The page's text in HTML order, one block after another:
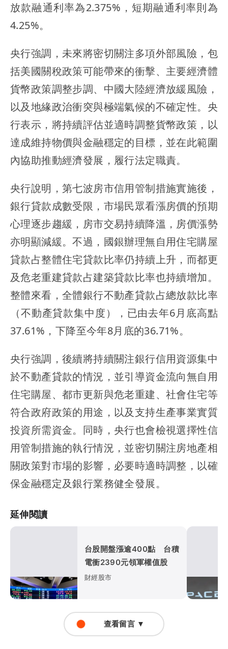
放款融通利率為2.375%，短期融通利率則為
4.25%。
央行強調，未來將密切關注多項外部風險，包
括美國關稅政策可能帶來的衝擊、主要經濟體
貨幣政策調整步調、中國大陸經濟放緩風險，
以及地緣政治衝突與極端氣候的不確定性。央
行表示，將持續評估並適時調整貨幣政策，以
達成維持物價與金融穩定的目標，並在此範圍
內協助推動經濟發展，履行法定職責。
央行說明，第七波房市信用管制措施實施後，
銀行貸款成數受限，市場民眾看漲房價的預期
心理逐步趨緩，房市交易持續降溫，房價漲勢
亦明顯減緩。不過，國銀辦理無自用住宅購屋
貸款占整體住宅貸款比率仍持續上升，而都更
及危老重建貸款占建築貸款比率也持續增加。
整體來看，全體銀行不動產貸款占總放款比率
（不動產貸款集中度），已由去年6月底高點
37.61%，下降至今年8月底的36.71%。
央行強調，後續將持續關注銀行信用資源集中
於不動產貸款的情況，並引導資金流向無自用
住宅購屋、都市更新與危老重建、社會住宅等
符合政府政策的用途，以及支持生產事業實質
投資所需資金。同時，央行也會檢視選擇性信
用管制措施的執行情況，並密切關注房地產相
關政策對市場的影響，必要時適時調整，以確
保金融穩定及銀行業務健全發展。
延伸閱讀
台股開盤漲逾400點 台積
電衝2390元領軍權值股
財經股市
查看留言 ▼